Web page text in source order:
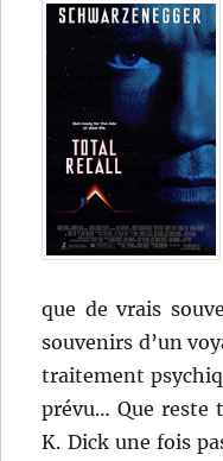
que de vrais
souvenirs d’un
traitement
prévu… Que reste
K. Dick une fois